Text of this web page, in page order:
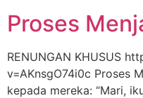
Proses
RENUNGAN KHUSUS
v=AKnsgO74i0c Proses
kepada mereka: “Mari,